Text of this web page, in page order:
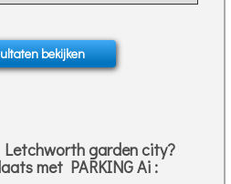
garden city?
met PARKING Ai :